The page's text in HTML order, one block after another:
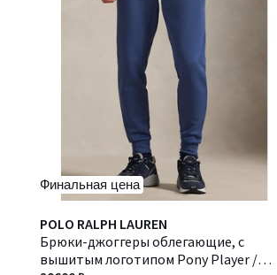
Финальная цена
POLO RALPH LAUREN
Брюки-джоггеры облегающие, с
вышитым логотипом Pony Player /
4,2
/ 5